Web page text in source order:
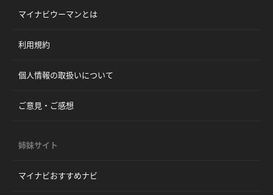
マイナビウーマンとは
利用規約
個人情報の取扱いについて
ご意見・ご感想
姉妹サイト
マイナビおすすめナビ